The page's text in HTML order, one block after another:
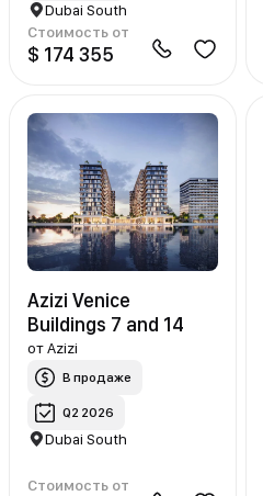
Dubai South
Стоимость от
$ 174 355
Azizi Venice
Buildings 7 and 14
отAzizi
В продаже
Q2 2026
Dubai South
Стоимость от